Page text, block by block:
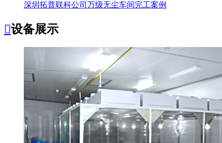
深圳拓普联科公司万级无尘车间完工案例
设备展示